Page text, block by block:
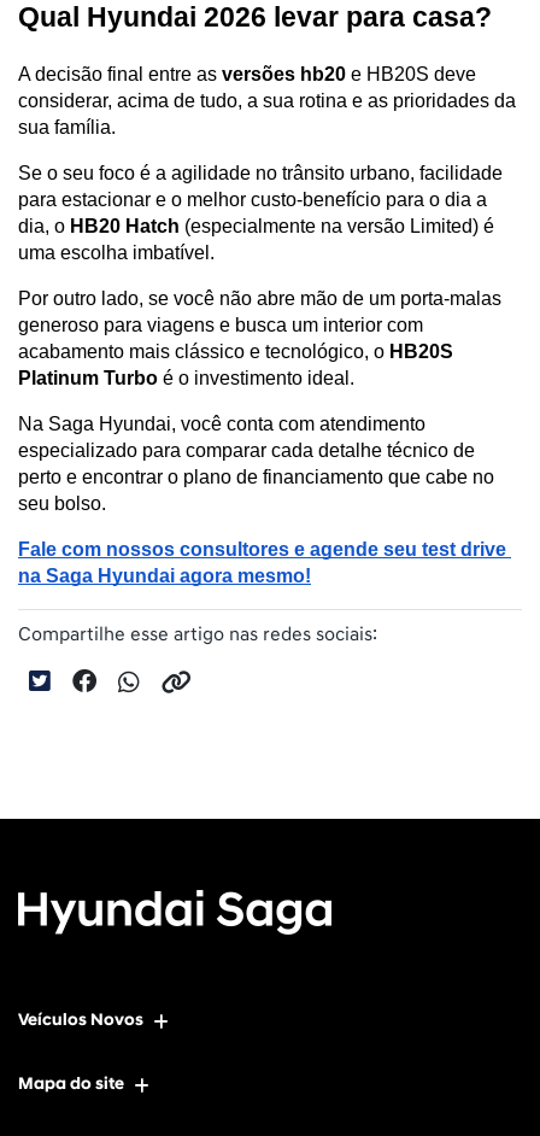
Qual Hyundai 2026 levar para casa?
A decisão final entre as versões hb20 e HB20S deve
considerar, acima de tudo, a sua rotina e as prioridades da
sua família.
Se o seu foco é a agilidade no trânsito urbano, facilidade
para estacionar e o melhor custo-benefício para o dia a
dia, o HB20 Hatch (especialmente na versão Limited) é
uma escolha imbatível.
Por outro lado, se você não abre mão de um porta-malas
generoso para viagens e busca um interior com
acabamento mais clássico e tecnológico, o HB20S
Platinum Turbo é o investimento ideal.
Na Saga Hyundai, você conta com atendimento
especializado para comparar cada detalhe técnico de
perto e encontrar o plano de financiamento que cabe no
seu bolso.
Fale com nossos consultores e agende seu test drive
na Saga Hyundai agora mesmo!
Compartilhe esse artigo nas redes sociais:
Veículos Novos
Mapa do site